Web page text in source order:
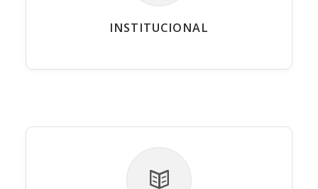
INSTITUCIONAL